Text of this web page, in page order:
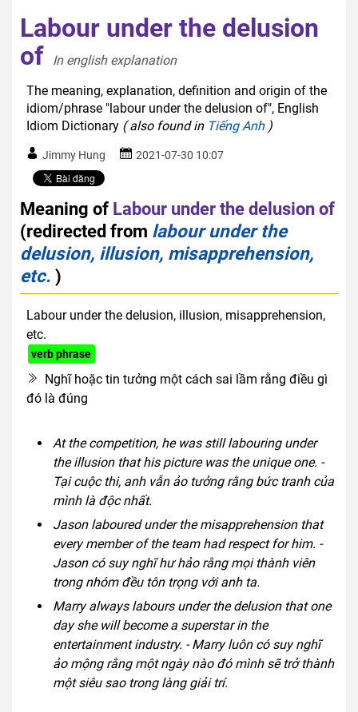
Labour under the delusion
of
In english explanation
The meaning, explanation, definition and origin of the
idiom/phrase "labour under the delusion of", English
Idiom Dictionary ( also found in Tiếng Anh)
Jimmy Hung 2021-07-30 10:07
Meaning of Labour under the delusion of
(redirected from labour under the
delusion, illusion, misapprehension,
etc. )
Labour under the delusion, illusion, misapprehension,
etc.
verb phrase
Nghĩ hoặc tin tưởng một cách sai lầm rằng điều gì
đó là đúng
At the competition, he was still labouring under
the illusion that his picture was the unique one. -
Tại cuộc thi, anh vẫn ảo tưởng rằng bức tranh của
mình là độc nhất.
Jason laboured under the misapprehension that
every member of the team had respect for him. -
Jason có suy nghĩ hư hảo rằng mọi thành viên
trong nhóm đều tôn trọng với anh ta.
Marry always labours under the delusion that one
day she will become a superstar in the
entertainment industry. - Marry luôn có suy nghĩ
ảo mộng rằng một ngày nào đó mình sẽ trở thành
một siêu sao trong làng giải trí.